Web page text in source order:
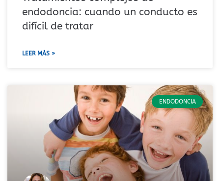
endodoncia: cuando un conducto es
difícil de tratar
LEER MÁS »
ENDODONCIA